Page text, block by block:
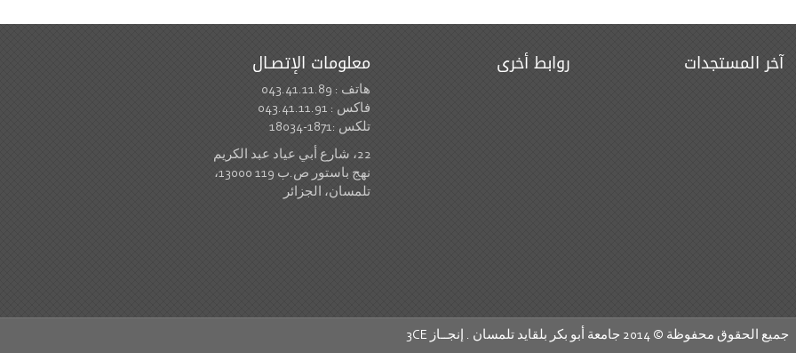
معلومات الإتصـال
هاتف : 043.41.11.89
فاكس : 043.41.11.91
تلكس :1871-18034
22، شارع أبي عياد عبد الكريم
نهج باستور ص.ب 119 13000،
تلمسان، الجزائر
روابط أخرى آخر المستجدات
جميع الحقوق محفوظة © 2014 جامعة أبو بكر بلقايد تلمسان . إنجــاز 3CE